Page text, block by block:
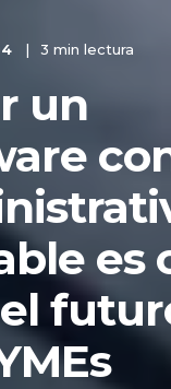
3 min lectura
un
es